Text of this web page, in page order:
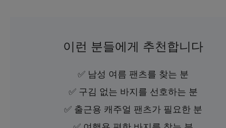
이런 분들에게 추천합니다
✅ 남성 여름 팬츠를 찾는 분
✅ 구김 없는 바지를 선호하는 분
✅ 출근용 캐주얼 팬츠가 필요한 분